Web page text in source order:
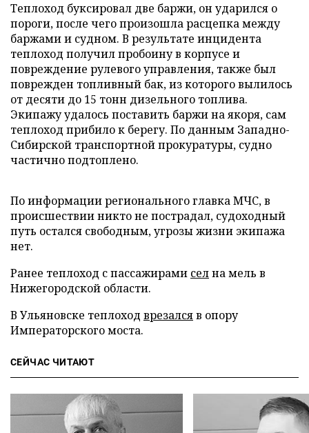
Теплоход буксировал две баржи, он ударился о
пороги, после чего произошла расцепка между
баржами и судном. В результате инцидента
теплоход получил пробоину в корпусе и
повреждение рулевого управления, также был
поврежден топливный бак, из которого вылилось
от десяти до 15 тонн дизельного топлива.
Экипажу удалось поставить баржи на якоря, сам
теплоход прибило к берегу. По данным Западно-
Сибирской транспортной прокуратуры, судно
частично подтоплено.
По информации регионального главка МЧС, в
происшествии никто не пострадал, судоходный
путь остался свободным, угрозы жизни экипажа
нет.
Ранее теплоход с пассажирами селна мель в
Нижегородской области.
В Ульяновске теплоход врезалсяв опору
Императорского моста.
СЕЙЧАС ЧИТАЮТ